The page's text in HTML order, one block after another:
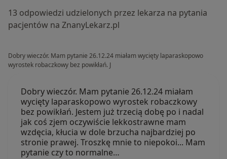
13 odpowiedzi udzielonych przez lekarza na pytania
pacjentów na ZnanyLekarz.pl
Dobry wieczór. Mam pytanie 26.12.24 miałam wycięty laparaskopowo
wyrostek robaczkowy bez powikłań. J
Dobry wieczór. Mam pytanie 26.12.24 miałam
wycięty laparaskopowo wyrostek robaczkowy
bez powikłań. Jestem już trzecią dobę po i nadal
jak coś zjem oczywiście lekkostrawne mam
wzdęcia, kłucia w dole brzucha najbardziej po
stronie prawej. Troszkę mnie to niepokoi... Mam
pytanie czy to normalne…